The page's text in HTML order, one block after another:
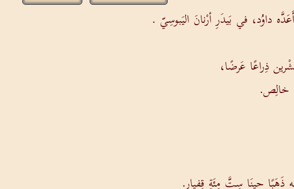
داوُد، في بَيدَرِ أرْنانَ اليَبوسِيّ .
ذِراعًا عَرضًا،
خالِص.